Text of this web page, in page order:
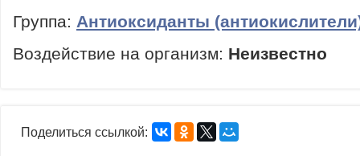
Группа: Антиоксиданты
Воздействие на организм: Неизвестно
Поделиться ссылкой: